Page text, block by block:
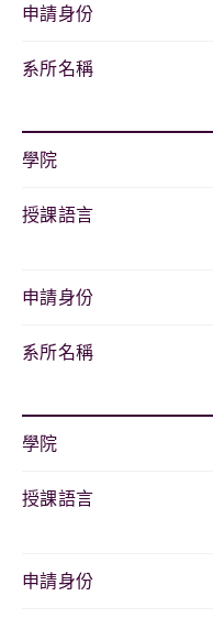
申請身份
系所名稱
學院
授課語言
申請身份
系所名稱
學院
授課語言
申請身份